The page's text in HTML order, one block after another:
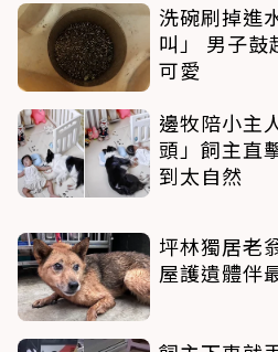
洗碗刷掉進
叫」 男子鼓
可愛
邊牧陪小主
頭」飼主直
到太自然
坪林獨居老
屋護遺體伴